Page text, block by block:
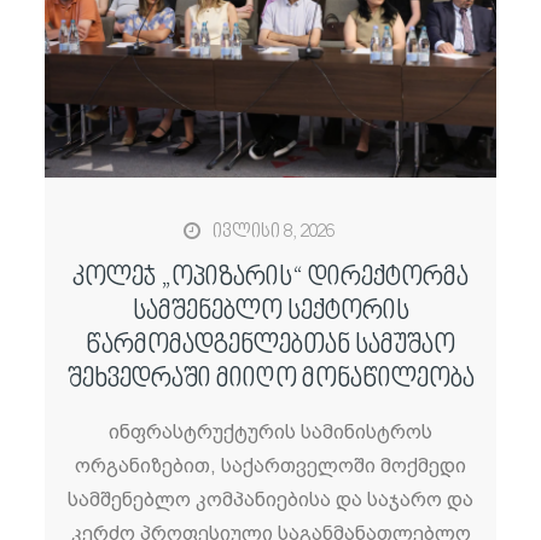
ივლისი 8, 2026
კოლეჯ „ოპიზარის“ დირექტორმა
სამშენებლო სექტორის
წარმომადგენლებთან სამუშაო
შეხვედრაში მიიღო მონაწილეობა
ინფრასტრუქტურის სამინისტროს
ორგანიზებით, საქართველოში მოქმედი
სამშენებლო კომპანიებისა და საჯარო და
კერძო პროფესიული საგანმანათლებლო